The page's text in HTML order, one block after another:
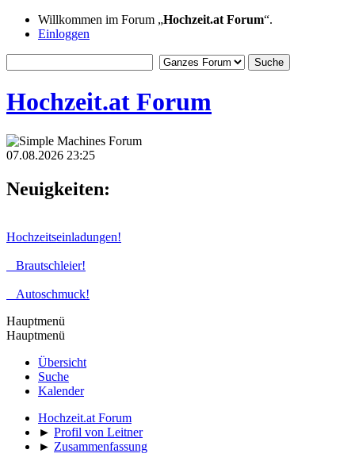
Willkommen im Forum „Hochzeit.at Forum“.
Einloggen
Hochzeit.at Forum
07.08.2026 23:25
Neuigkeiten:
Hochzeitseinladungen!
Brautschleier!
Autoschmuck!
Hauptmenü
Hauptmenü
Übersicht
Suche
Kalender
Hochzeit.at Forum
► Profil von Leitner
► Zusammenfassung